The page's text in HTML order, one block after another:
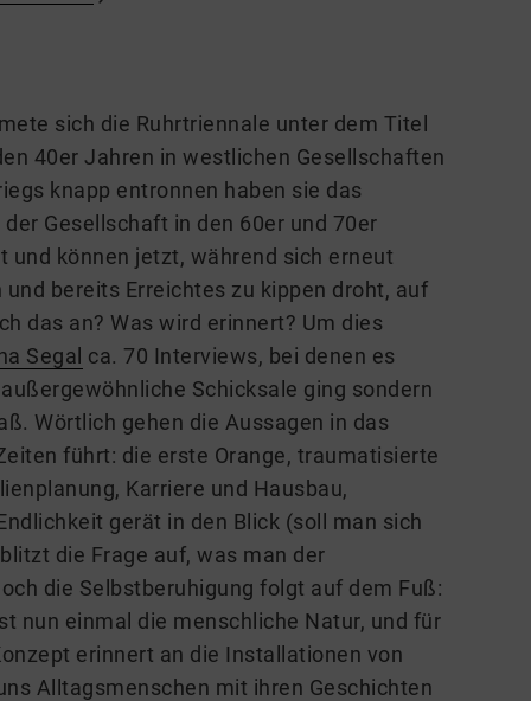
sich die Ruhrtriennale unter dem Titel
40er Jahren in westlichen Gesellschaften
knapp entronnen haben sie das
Gesellschaft in den 60er und 70er
und können jetzt, während sich erneut
bereits Erreichtes zu kippen droht, auf
das an? Was wird erinnert? Um dies
Segal ca. 70 Interviews, bei denen es
Schicksale ging sondern
Wörtlich gehen die Aussagen in das
führt: die erste Orange, traumatisierte
Karriere und Hausbau,
gerät in den Blick (soll man sich
die Frage auf, was man der
die Selbstberuhigung folgt auf dem Fuß:
nun einmal die menschliche Natur, und für
erinnert an die Installationen von
Alltagsmenschen mit ihren Geschichten